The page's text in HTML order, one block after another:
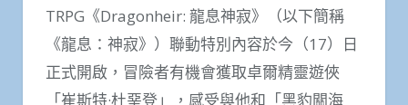
TRPG《Dragonheir: 龍息神寂》（以下簡稱
《龍息：神寂》）聯動特別內容於今（17）日
正式開啟，冒險者有機會獲取卓爾精靈遊俠
「崔斯特·杜堊登」，感受與他和「黑豹關海